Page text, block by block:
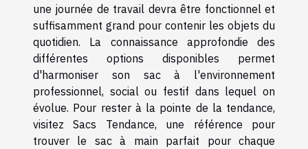
une journée de travail devra être fonctionnel et
suffisamment grand pour contenir les objets du
quotidien. La connaissance approfondie des
différentes options disponibles permet
d'harmoniser son sac à l'environnement
professionnel, social ou festif dans lequel on
évolue. Pour rester à la pointe de la tendance,
visitezSacs Tendance, une référence pour
trouver le sac à main parfait pour chaque